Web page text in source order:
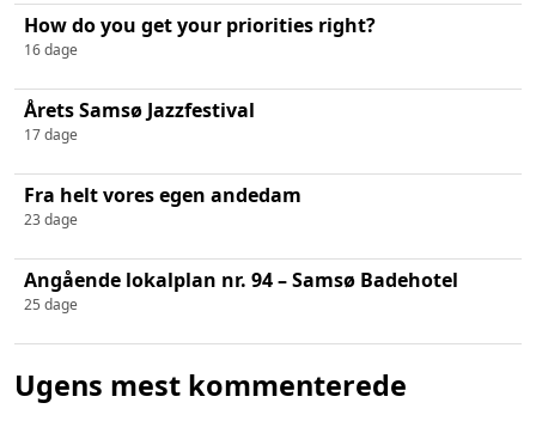
How do you get your priorities right?
16 dage
Årets Samsø Jazzfestival
17 dage
Fra helt vores egen andedam
23 dage
Angående lokalplan nr. 94 – Samsø Badehotel
25 dage
Ugens mest kommenterede